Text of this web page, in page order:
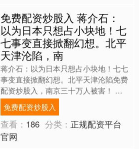
免费配资炒股入 蒋介石：
以为日本只想占小块地！七
七事变直接掀翻幻想。北平
天津沦陷，南
蒋介石：以为日本只想占小块地！七七
事变直接掀翻幻想。北平天津沦陷免费
配资炒股入，南京三十万人被害！ 庐
山上的那番话，来得并不轻松。 一九
三七年七月十七日，蒋介石....
免费配资炒股入
查看： 186 分类： 正规配资平台
官网